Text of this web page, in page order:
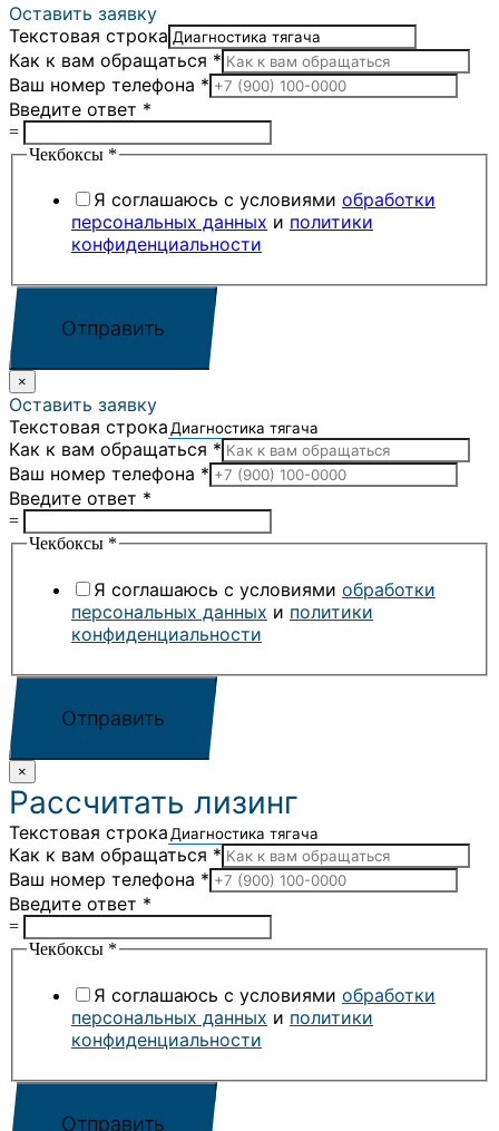
Оставить заявку
Текстовая строка
Как к вам обращаться *
Ваш номер телефона *
Введите ответ *
=
Чекбоксы *
Я соглашаюсь с условиями обработки
персональных данных и политики
конфиденциальности
Отправить
×
Оставить заявку
Текстовая строка
Как к вам обращаться *
Ваш номер телефона *
Введите ответ *
=
Чекбоксы *
Я соглашаюсь с условиями обработки
персональных данных и политики
конфиденциальности
Отправить
×
Рассчитать лизинг
Текстовая строка
Как к вам обращаться *
Ваш номер телефона *
Введите ответ *
=
Чекбоксы *
Я соглашаюсь с условиями обработки
персональных данных и политики
конфиденциальности
Отправить